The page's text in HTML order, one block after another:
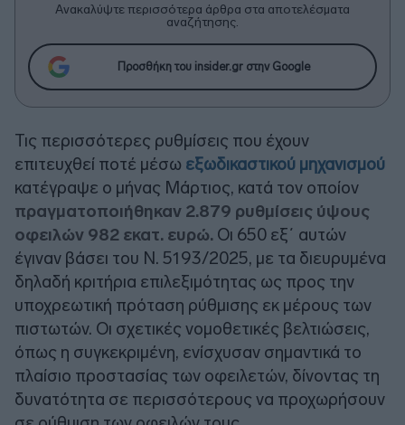
Ανακαλύψτε περισσότερα άρθρα στα αποτελέσματα
αναζήτησης.
Προσθήκη του insider.gr στην Google
Τις περισσότερες ρυθμίσεις που έχουν
επιτευχθεί ποτέ μέσω εξωδικαστικού μηχανισμού
κατέγραψε ο μήνας Μάρτιος, κατά τον οποίον
πραγματοποιήθηκαν 2.879 ρυθμίσεις ύψους
οφειλών 982 εκατ. ευρώ. Οι 650 εξ΄ αυτών
έγιναν βάσει του Ν. 5193/2025, με τα διευρυμένα
δηλαδή κριτήρια επιλεξιμότητας ως προς την
υποχρεωτική πρόταση ρύθμισης εκ μέρους των
πιστωτών. Οι σχετικές νομοθετικές βελτιώσεις,
όπως η συγκεκριμένη, ενίσχυσαν σημαντικά το
πλαίσιο προστασίας των οφειλετών, δίνοντας τη
δυνατότητα σε περισσότερους να προχωρήσουν